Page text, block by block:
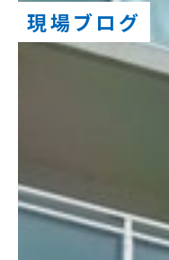
現場ブログ